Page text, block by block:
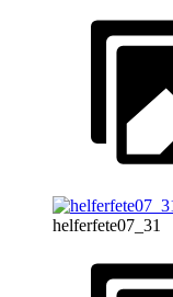
helferfete07_31